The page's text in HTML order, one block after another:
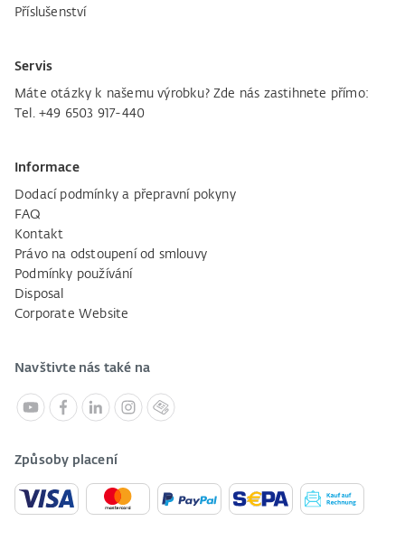
Příslušenství
Servis
Máte otázky k našemu výrobku? Zde nás zastihnete přímo:
Tel. +49 6503 917-440
Informace
Dodací podmínky a přepravní pokyny
FAQ
Kontakt
Právo na odstoupení od smlouvy
Podmínky používání
Disposal
Corporate Website
Navštivte nás také na
Způsoby placení